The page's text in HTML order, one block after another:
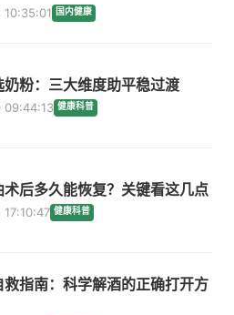
国内健康
奶粉：三大维度助平稳过渡
健康科普
术后多久能恢复？关键看这几点
健康科普
救指南：科学解酒的正确打开方